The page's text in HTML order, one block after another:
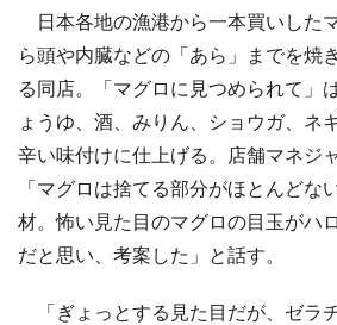
日本各地の漁港から一本買いした
ら頭や内臓などの「あら」までを焼
る同店。「マグロに見つめられて」
ょうゆ、酒、みりん、ショウガ、ネ
辛い味付けに仕上げる。店舗マネジ
「マグロは捨てる部分がほとんどな
材。怖い見た目のマグロの目玉がハ
だと思い、考案した」と話す。
「ぎょっとする見た目だが、ゼラ